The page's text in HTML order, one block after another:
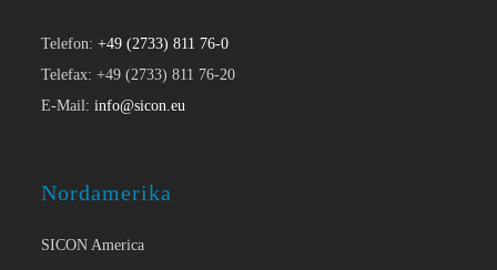
Telefon:+49 (2733) 811 76-0
Telefax: +49 (2733) 811 76-20
E-Mail:info@sicon.eu
Nordamerika
SICON America